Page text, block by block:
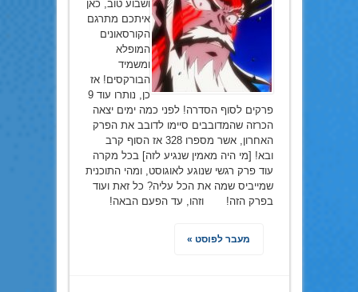
ושבוע טוב, כאן
איתכם מתרגם
הקורסאונים
המופלא
ומשמיד
הבורקסים! אז
כן, נותרו עוד 9
פרקים לסוף הסדרה! לפני כמה ימים יצאה
הכרזה שהמדובבים סיימו לדובב את הפרק
האחרון, אשר מספרו 328 אז הסוף קרב
ובא! [מי היה מאמין שנגיע לזה] בכל מקרה
עוד פרק רגשי שנוגע לאוגוסט, ומהי התוכנית
שמייביס שמה את הכל עליה? כל זאת ועוד
בפרק הזה! וזהו, עד הפעם הבאה!
מעבר לפוסט »